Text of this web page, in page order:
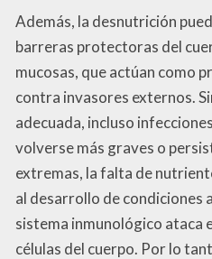
Además, la desnutrición
barreras protectoras del
mucosas, que actúan como
contra invasores externos.
adecuada, incluso
volverse más graves o
extremas, la falta de
al desarrollo de condiciones
sistema inmunológico ataca
células del cuerpo. Por lo